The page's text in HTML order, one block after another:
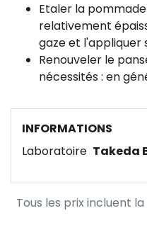
Etaler la
relativement
gaze et l'appliquer
Renouveler le
nécessités : en
INFORMATIONS
Laboratoire Takeda
Tous les prix incluent